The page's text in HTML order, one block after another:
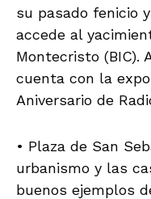
su pasado fenicio
accede al
Montecristo (BIC).
cuenta con la
Aniversario de
• Plaza de San
urbanismo y las
buenos ejemplos